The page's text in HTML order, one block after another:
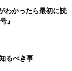
わかったら最初に読
』
るべき事